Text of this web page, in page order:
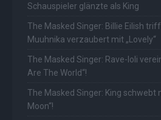
Schauspieler glänzte als King
The Masked Singer: Billie Eilish
Muuhnika verzaubert mit „Lovely“
The Masked Singer: Rave-Ioli
Are The World“!
The Masked Singer: King schwebt
Moon“!